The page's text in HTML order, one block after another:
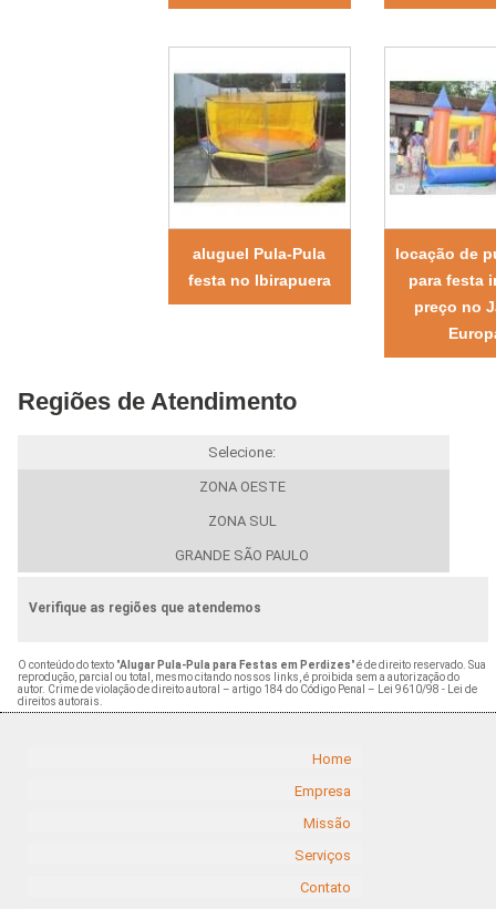
aluguel Pula-Pula
festa no Ibirapuera
locação de
para festa
preço no
Regiões de Atendimento
Selecione:
ZONA OESTE
ZONA SUL
GRANDE SÃO PAULO
Verifique as regiões que atendemos
O conteúdo do texto "Alugar Pula-Pula para Festas em Perdizes" é de direito reservado. Sua
reprodução, parcial ou total, mesmo citando nossos links, é proibida sem a autorização do
autor. Crime de violação de direito autoral – artigo 184 do Código Penal –
Lei 9610/98 - Lei de
direitos autorais
Home
Empresa
Missão
Serviços
Contato